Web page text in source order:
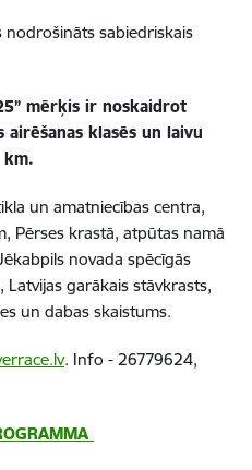
nodrošināts sabiedriskais
mērķis ir noskaidrot
airēšanas klasēs un laivu
km.
un amatniecības centra,
Pērses krastā, atpūtas namā
novada spēcīgās
Latvijas garākais stāvkrasts,
un dabas skaistums.
. Info - 26779624,